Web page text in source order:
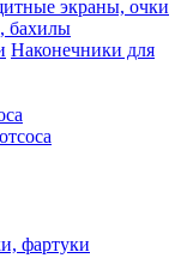
экраны, очки
бахилы
Наконечники для
фартуки